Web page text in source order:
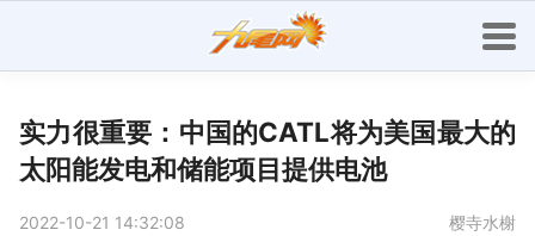
实力很重要：中国的CATL将为美国最大的
太阳能发电和储能项目提供电池
2022-10-21 14:32:08 樱寺水榭